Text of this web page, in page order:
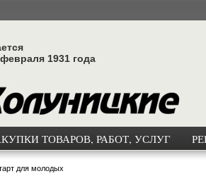
1931 года
ТОВАРОВ, РАБОТ, УСЛУГ
для молодых